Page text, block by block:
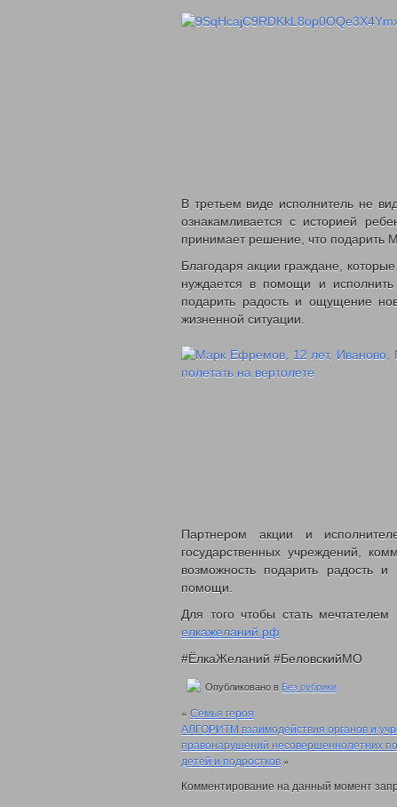
В третьем виде исполнитель не
ознакамливается с историей
принимает решение, что подарить
Благодаря акции граждане,
нуждается в помощи и
подарить радость и ощущение
жизненной ситуации.
Партнером акции и
государственных учреждений,
возможность подарить радость
помощи.
Для того чтобы стать
елкажеланий.рф
#ЁлкаЖеланий #БеловскийМО
Опубликовано в Без рубрики
« Семья героя
АЛГОРИТМ взаимодействия органов и
правонарушений несовершеннолетних
детей и подростков »
Комментирование на данный момент